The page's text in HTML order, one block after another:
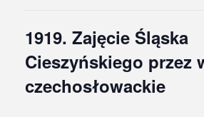
1919. Zajęcie Śląska
Cieszyńskiego przez
czechosłowackie